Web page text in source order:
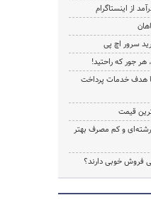
از اینستاگرام
هر جور که راحتید!
هدف خدمات پرداخت
ترین قیمت
و کم مصرف بهتر
فروش خوبی دارند؟